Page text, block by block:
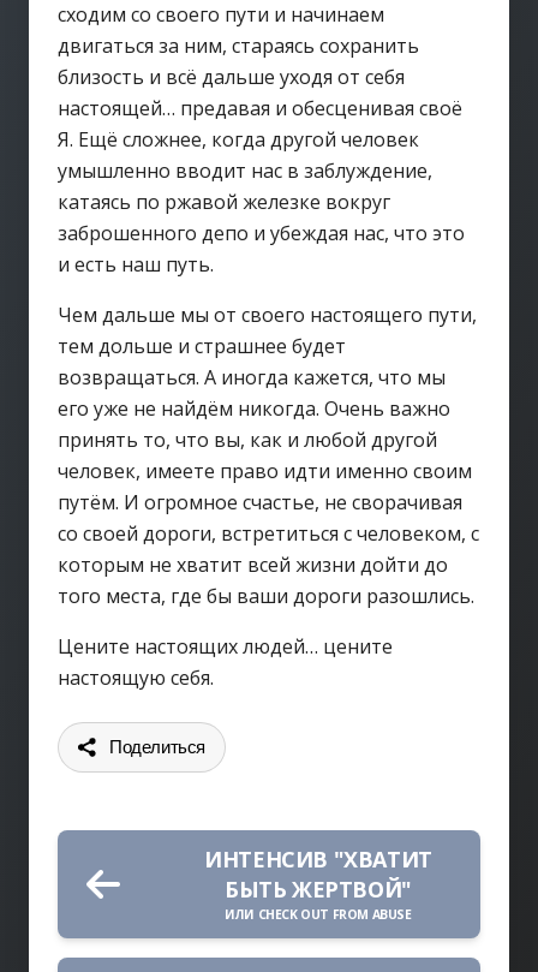
сходим со своего пути и начинаем
двигаться за ним, стараясь сохранить
близость и всё дальше уходя от себя
настоящей… предавая и обесценивая своё
Я. Ещё сложнее, когда другой человек
умышленно вводит нас в заблуждение,
катаясь по ржавой железке вокруг
заброшенного депо и убеждая нас, что это
и есть наш путь.
Чем дальше мы от своего настоящего пути,
тем дольше и страшнее будет
возвращаться. А иногда кажется, что мы
его уже не найдём никогда. Очень важно
принять то, что вы, как и любой другой
человек, имеете право идти именно своим
путём. И огромное счастье, не сворачивая
со своей дороги, встретиться с человеком, с
которым не хватит всей жизни дойти до
того места, где бы ваши дороги разошлись.
Цените настоящих людей… цените
настоящую себя.
Поделиться
ИНТЕНСИВ "ХВАТИТ
БЫТЬ ЖЕРТВОЙ"
ИЛИ CHECK OUT FROM ABUSE